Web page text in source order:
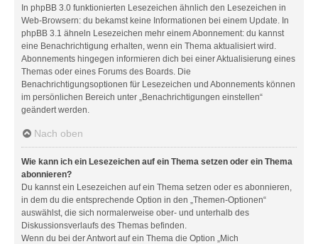
In phpBB 3.0 funktionierten Lesezeichen ähnlich den Lesezeichen in
Web-Browsern: du bekamst keine Informationen bei einem Update. In
phpBB 3.1 ähneln Lesezeichen mehr einem Abonnement: du kannst
eine Benachrichtigung erhalten, wenn ein Thema aktualisiert wird.
Abonnements hingegen informieren dich bei einer Aktualisierung eines
Themas oder eines Forums des Boards. Die
Benachrichtigungsoptionen für Lesezeichen und Abonnements können
im persönlichen Bereich unter „Benachrichtigungen einstellen“
geändert werden.
Nach oben
Wie kann ich ein Lesezeichen auf ein Thema setzen oder ein Thema
abonnieren?
Du kannst ein Lesezeichen auf ein Thema setzen oder es abonnieren,
in dem du die entsprechende Option in den „Themen-Optionen“
auswählst, die sich normalerweise ober- und unterhalb des
Diskussionsverlaufs des Themas befinden.
Wenn du bei der Antwort auf ein Thema die Option „Mich